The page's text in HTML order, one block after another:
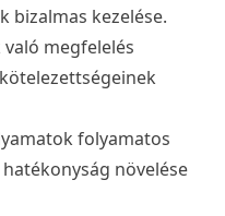
bizalmas kezelése.
megfelelés
folyamatos
növelése